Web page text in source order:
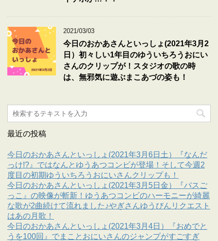
2021/03/03
今日のおかあさんといっしょ(2021年3月2
日）初々しい1年目のゆういちろうおにい
さんのクリップが！スタジオの歌の時
は、無邪気に遊ぶまこあづの姿も！
最近の投稿
今日のおかあさんといっしょ(2021年3月6日土）『なんだ
っけ!?』ではなんとゆうあつコンビが登場！そして今週2
度目の初期ゆういちろうおにいさんクリップも！
今日のおかあさんといっしょ(2021年3月5日金）『バスご
っこ』の映像が斬新！ゆうあつコンビのハーモニーが綺麗
な歌が2曲続けて流れました♪やぎさんゆうびんリクエスト
はあの月歌！
今日のおかあさんといっしょ(2021年3月4日）『おめでと
うを100回』でまことおにいさんのジャンプがすごすぎ